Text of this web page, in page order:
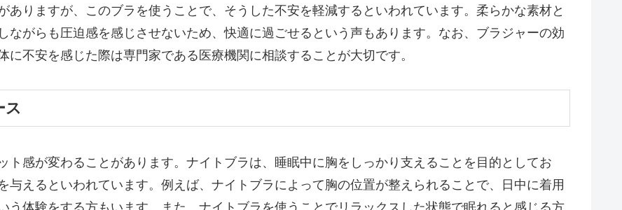
りますが、このブラを使うことで、そうした不安を軽減するといわれています。柔らかな素材と
ながらも圧迫感を感じさせないため、快適に過ごせるという声もあります。なお、ブラジャーの効
不安を感じた際は専門家である医療機関に相談することが大切です。
ス
ト感が変わることがあります。ナイトブラは、睡眠中に胸をしっかり支えることを目的としてお
与えるといわれています。例えば、ナイトブラによって胸の位置が整えられることで、日中に着用